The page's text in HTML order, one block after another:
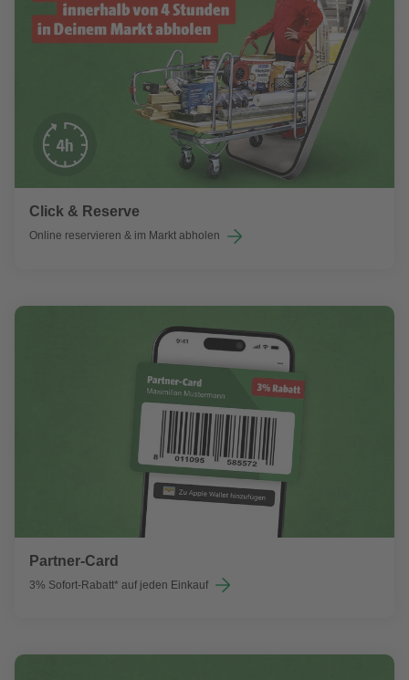
Click & Reserve
Online reservieren & im Markt abholen
Partner-Card
3% Sofort-Rabatt* auf jeden Einkauf